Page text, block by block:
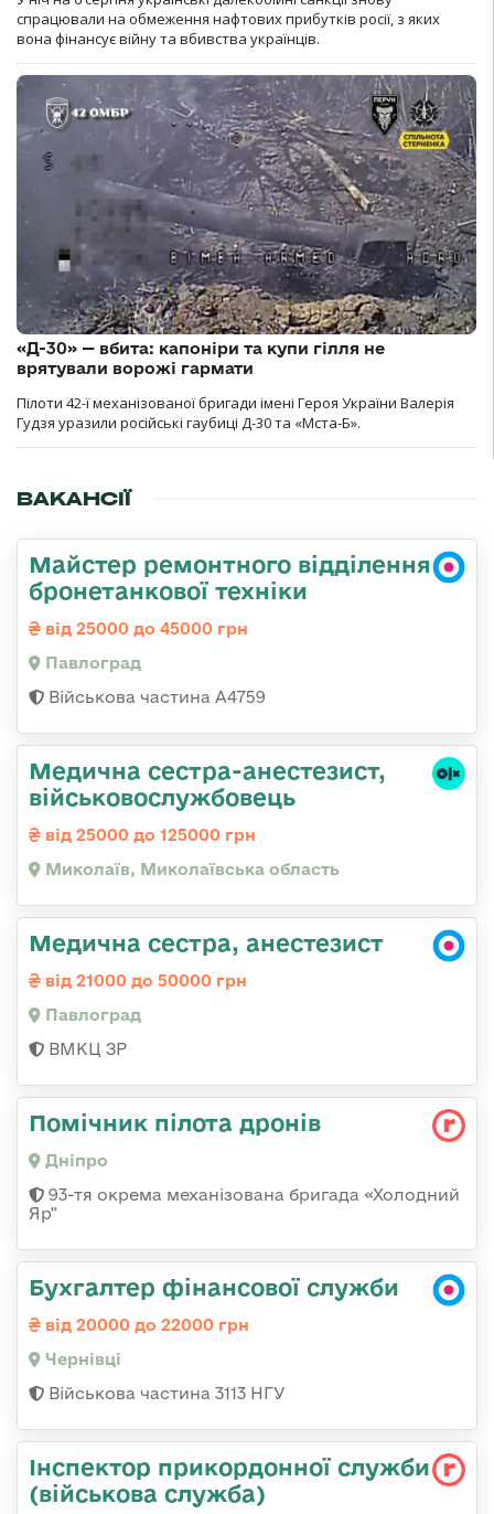
спрацювали на обмеження нафтових прибутків росії, з яких
вона фінансує війну та вбивства українців.
«Д-30» — вбита: капоніри та купи гілля не
врятували ворожі гармати
Пілоти 42-ї механізованої бригади імені Героя України Валерія
Гудзя уразили російські гаубиці Д-30 та «Мста-Б».
ВАКАНСІЇ
Майстер ремонтного відділення
бронетанкової техніки
від 25000 до 45000 грн
Павлоград
Військова частина А4759
Медична сестpа-анестезист,
військовослужбовець
від 25000 до 125000 грн
Миколаїв, Миколаївська область
Медична сестра, анестезист
від 21000 до 50000 грн
Павлоград
ВМКЦ ЗР
Помічник пілота дронів
Дніпро
93-тя окрема механізована бригада «Холодний
Яр"
Бухгалтер фінансової служби
від 20000 до 22000 грн
Чернівці
Військова частина 3113 НГУ
Інспектор прикордонної служби
(військова служба)